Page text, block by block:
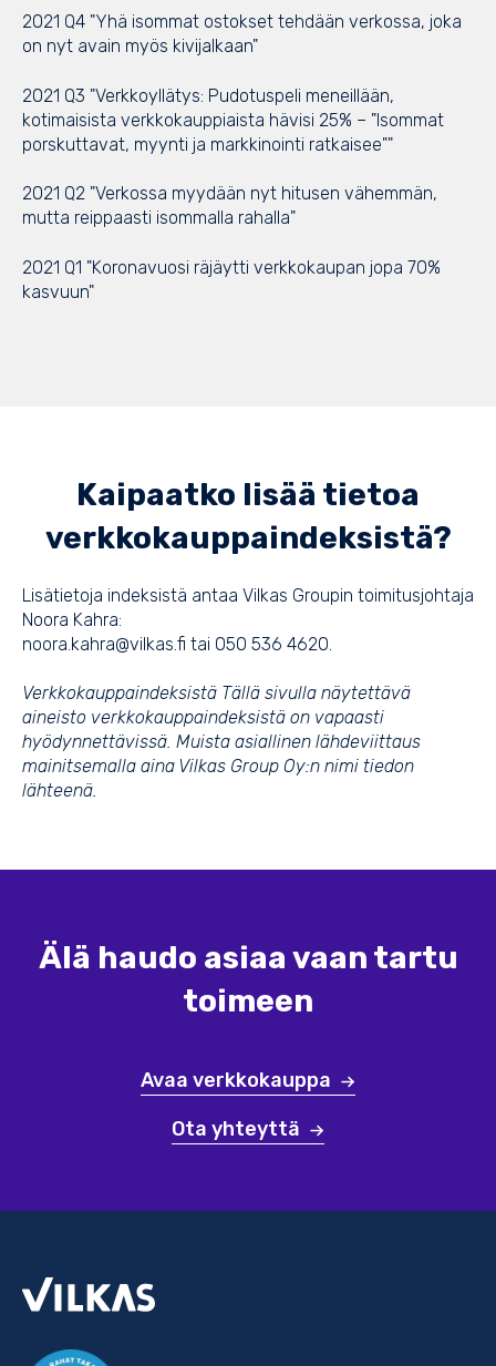
2021 Q4 "Yhä isommat ostokset tehdään verkossa, joka
on nyt avain myös kivijalkaan"
2021 Q3 "Verkkoyllätys: Pudotuspeli meneillään,
kotimaisista verkkokauppiaista hävisi 25% – "Isommat
porskuttavat, myynti ja markkinointi ratkaisee""
2021 Q2 "Verkossa myydään nyt hitusen vähemmän,
mutta reippaasti isommalla rahalla"
2021 Q1 "Koronavuosi räjäytti verkkokaupan jopa 70%
kasvuun"
Kaipaatko lisää tietoa
verkkokauppaindeksistä?
Lisätietoja indeksistä antaa Vilkas Groupin toimitusjohtaja
Noora Kahra:
noora.kahra@vilkas.fi tai 050 536 4620.
Verkkokauppaindeksistä Tällä sivulla näytettävä
aineisto verkkokauppaindeksistä on vapaasti
hyödynnettävissä. Muista asiallinen lähdeviittaus
mainitsemalla aina Vilkas Group Oy:n nimi tiedon
lähteenä.
Älä haudo asiaa vaan tartu
toimeen
Avaa verkkokauppa
Ota yhteyttä